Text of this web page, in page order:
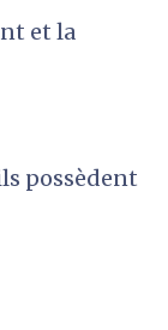
et la
possèdent